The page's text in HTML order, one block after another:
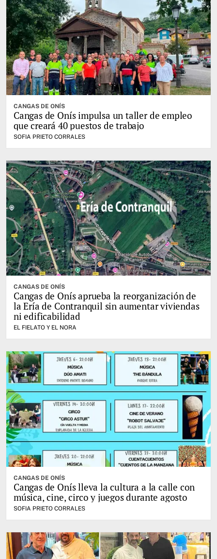
CANGAS DE ONÍS
Cangas de Onís impulsa un taller de empleo
que creará 40 puestos de trabajo
SOFIA PRIETO CORRALES
CANGAS DE ONÍS
Cangas de Onís aprueba la reorganización de
la Ería de Contranquil sin aumentar viviendas
ni edificabilidad
EL FIELATO Y EL NORA
CANGAS DE ONÍS
Cangas de Onís lleva la cultura a la calle con
música, cine, circo y juegos durante agosto
SOFIA PRIETO CORRALES